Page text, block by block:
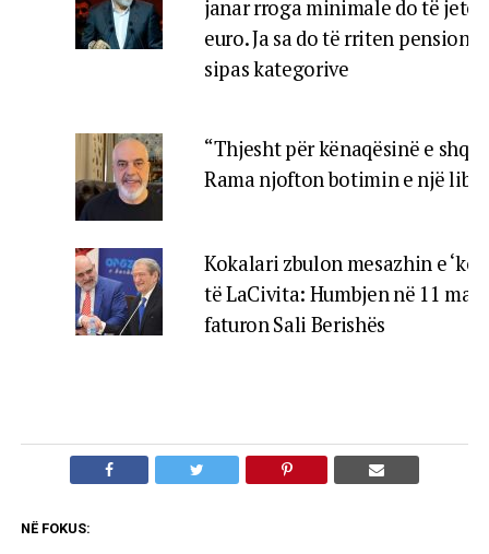
janar rroga minimale do të jetë
euro. Ja sa do të rriten pensionet
sipas kategorive
“Thjesht për kënaqësinë e
Rama njofton botimin e një libri
Kokalari zbulon mesazhin e
të LaCivita: Humbjen në 11 maj
faturon Sali Berishës
NË FOKUS: